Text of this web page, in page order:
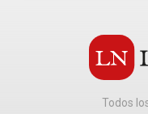
Todos